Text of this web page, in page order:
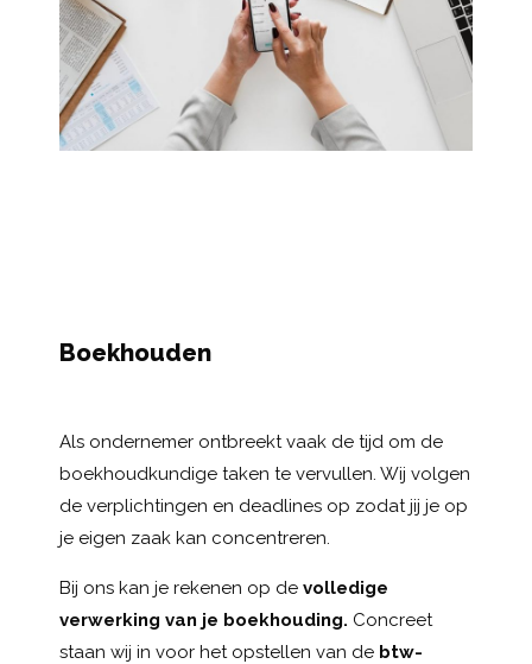
Boekhouden
Als ondernemer ontbreekt vaak de tijd om de
boekhoudkundige taken te vervullen. Wij volgen
de verplichtingen en deadlines op zodat jij je op
je eigen zaak kan concentreren.
Bij ons kan je rekenen op de volledige
verwerking van je boekhouding. Concreet
staan wij in voor het opstellen van de btw-